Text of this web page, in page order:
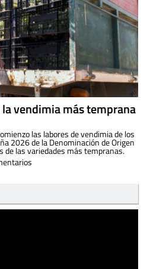
la vendimia más temprana
las labores de vendimia de los
2026 de la Denominación de Origen
de las variedades más tempranas.